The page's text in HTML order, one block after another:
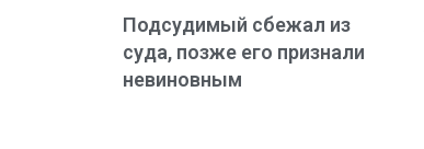
Подсудимый сбежал из
суда, позже его признали
невиновным